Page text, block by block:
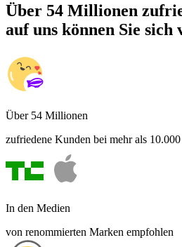
Über 54 Millionen
auf uns können Sie sich
Über 54 Millionen
zufriedene Kunden bei mehr als
In den Medien
von renommierten Marken empfohlen